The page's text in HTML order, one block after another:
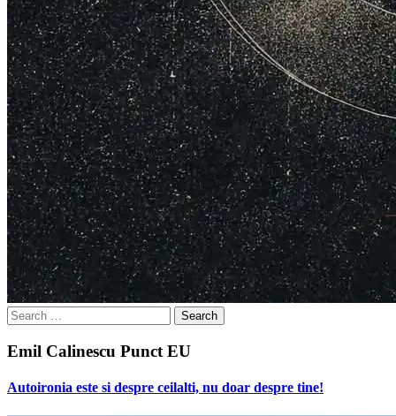
Search
for:
Emil Calinescu Punct EU
Autoironia este si despre ceilalti, nu doar despre tine!